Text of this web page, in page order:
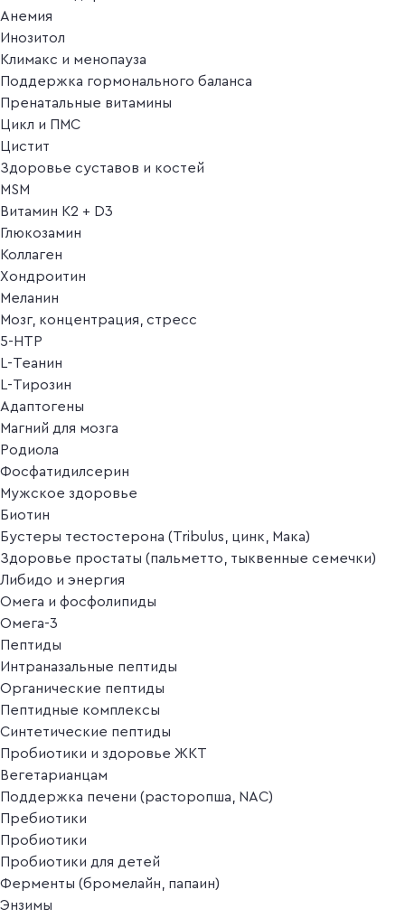
Анемия
Инозитол
Климакс и менопауза
Поддержка гормонального баланса
Пренатальные витамины
Цикл и ПМС
Цистит
Здоровье суставов и костей
MSM
Витамин K2 + D3
Глюкозамин
Коллаген
Хондроитин
Меланин
Мозг, концентрация, стресс
5-HTP
L-Теанин
L-Тирозин
Адаптогены
Магний для мозга
Родиола
Фосфатидилсерин
Мужское здоровье
Биотин
Бустеры тестостерона (Tribulus, цинк, Мака)
Здоровье простаты (пальметто, тыквенные семечки)
Либидо и энергия
Омега и фосфолипиды
Омега-3
Пептиды
Интраназальные пептиды
Органические пептиды
Пептидные комплексы
Синтетические пептиды
Пробиотики и здоровье ЖКТ
Вегетарианцам
Поддержка печени (расторопша, NAC)
Пребиотики
Пробиотики
Пробиотики для детей
Ферменты (бромелайн, папаин)
Энзимы